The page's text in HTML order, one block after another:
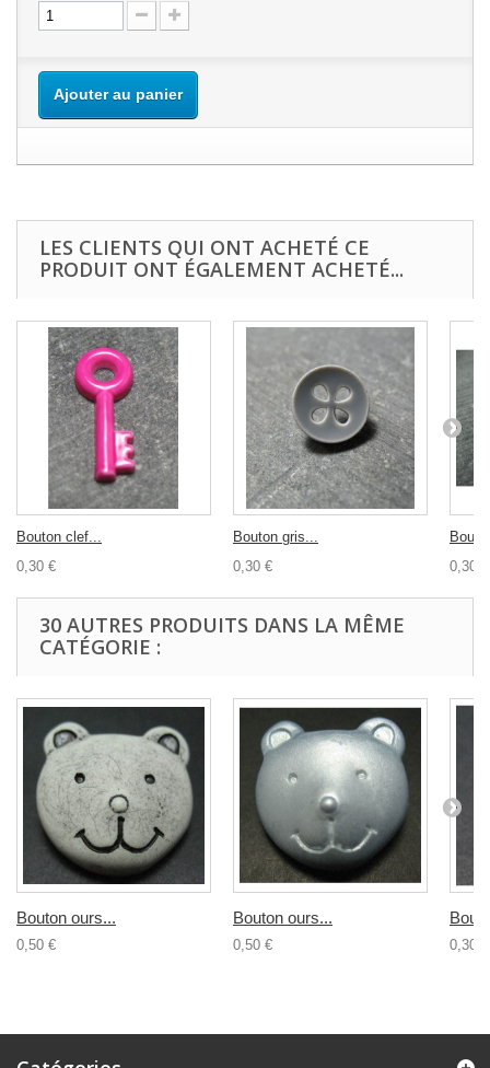
Ajouter au panier
LES CLIENTS QUI ONT ACHETÉ CE
PRODUIT ONT ÉGALEMENT ACHETÉ...
Bouton clef...
0,30 €
Bouton gris...
0,30 €
0,30 €
30 AUTRES PRODUITS DANS LA MÊME
CATÉGORIE :
Bouton ours...
0,50 €
Bouton ours...
0,50 € 0,30 €